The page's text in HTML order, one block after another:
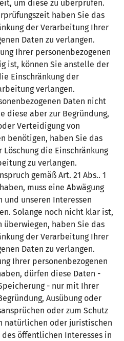
um diese zu überprüfen.
haben Sie das
der Verarbeitung Ihrer
Daten zu verlangen.
Ihrer personenbezogenen
ist, können Sie anstelle der
Einschränkung der
verlangen.
Daten nicht
diese aber zur Begründung,
Verteidigung von
benötigen, haben Sie das
die Einschränkung
zu verlangen.
gemäß Art. 21 Abs.. 1
muss eine Abwägung
und unseren Interessen
Solange noch nicht klar ist,
überwiegen, haben Sie das
der Verarbeitung Ihrer
Daten zu verlangen.
Ihrer personenbezogenen
dürfen diese Daten -
- nur mit Ihrer
Ausübung oder
oder zum Schutz
natürlichen oder juristischen
des öffentlichen Interesses in